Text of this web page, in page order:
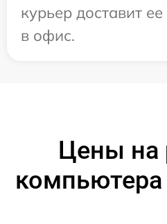
курьер доставит
в офис.
Цены на
компьютера